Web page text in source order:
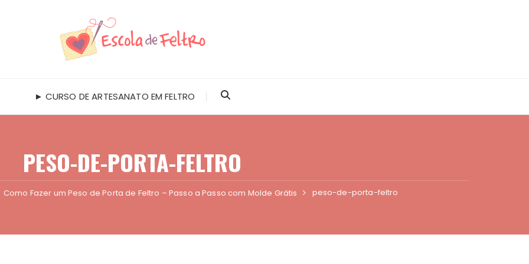
► CURSO DE ARTESANATO EM FELTRO
PESO-DE-PORTA-FELTRO
Como Fazer um Peso de Porta de Feltro – Passo a Passo com Molde Grátis peso-de-porta-feltro